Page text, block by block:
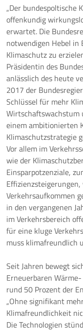
Veranstaltungen
Aktuelles
Meldungen
Pressemeldungen
Branchenmeldungen
Statements
Positionen
Jobs
Mediathek
Akkreditierung
Mehr
„Der bundespoltische
offenkundig
erwartet. Die
notwendigen Hebel in
Klimaschutz zu
Präsidentin des
anlässlich des heute
2017 der
Schlüssel für mehr
Wirtschaftswachstum
einem ambitionierten
Klimaschutzstrategie
Vor allem im
wie der
Einsparpotzenziale,
Verkehrsaufkommen
in den vergangenen
im Verkehrsbereich
für eine kluge
muss klimafreundlich
Seit Jahren bewegt
Erneuerbaren
rund 50 Prozent der
„Ohne signifikant
Klimafreundlichkeit
Die Technologien